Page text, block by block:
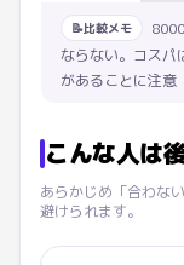
📝比較メモ
ならない。コスパ
があることに注意
こんな人は
あらかじめ「合わな
避けられます。